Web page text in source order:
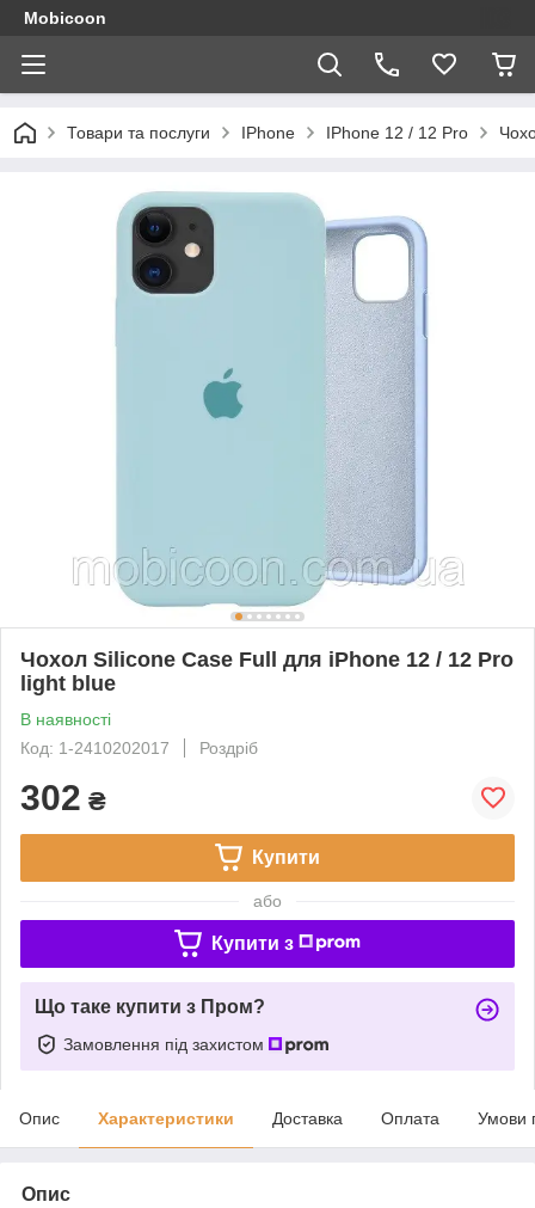
Mobicoon
Товари та послуги IPhone IPhone 12 / 12 Pro
Чохол Silicone Case Full для iPhone 12 / 12 Pro
light blue
В наявності
Код: 1-2410202017
Роздріб
302 ₴
Купити
або
Купити з
Що таке купити з Пром?
Замовлення під захистом
Опис Характеристики Доставка Оплата Умови
Опис